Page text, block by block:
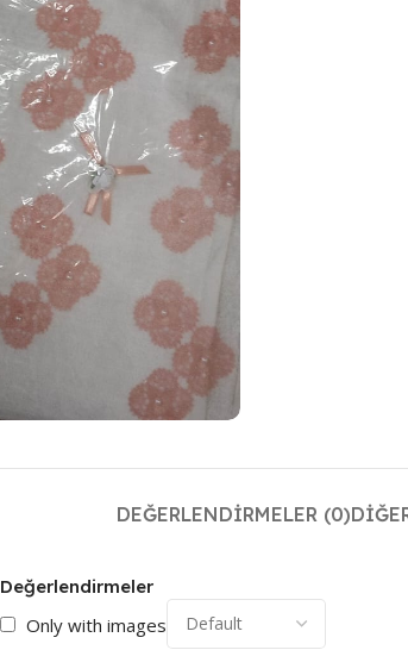
DEĞERLENDIRMELER (0)
Değerlendirmeler
Only with images